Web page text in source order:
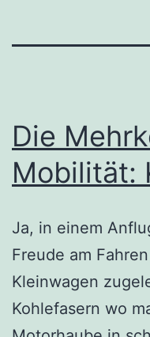
Die
Mobilität:
Ja, in einem
Freude am
Kleinwagen
Kohlefasern wo